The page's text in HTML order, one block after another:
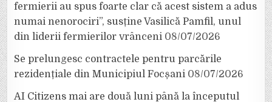
fermierii au spus foarte clar că acest sistem a adus
numai nenorociri”, susține Vasilică Pamfil, unul
din liderii fermierilor vrânceni 08/07/2026
Se prelungesc contractele pentru parcările
rezidențiale din Municipiul Focșani 08/07/2026
AI Citizens mai are două luni până la începutul